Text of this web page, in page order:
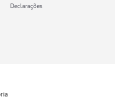
Declarações